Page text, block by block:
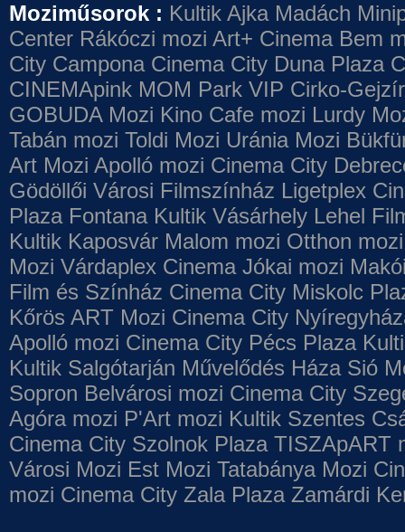
Moziműsorok : Kultik Ajka Madách
Center Rákóczi mozi Art+ Cinema Bem
City Campona Cinema City Duna Plaza
CINEMApink MOM Park VIP Cirko-Gejzír
GOBUDA Mozi Kino Cafe mozi Lurdy
Tabán mozi Toldi Mozi Uránia Mozi
Art Mozi Apolló mozi Cinema City
Gödöllői Városi Filmszínház Ligetplex
Plaza Fontana Kultik Vásárhely Lehel
Kultik Kaposvár Malom mozi Otthon mozi
Mozi Várdaplex Cinema Jókai mozi
Film és Színház Cinema City Miskolc
Kőrös ART Mozi Cinema City
Apolló mozi Cinema City Pécs Plaza
Kultik Salgótarján Művelődés Háza Sió
Sopron Belvárosi mozi Cinema City
Agóra mozi P'Art mozi Kultik Szentes
Cinema City Szolnok Plaza TISZApART
Városi Mozi Est Mozi Tatabánya Mozi
mozi Cinema City Zala Plaza Zamárdi